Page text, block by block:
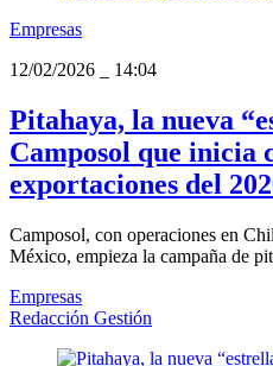
Empresas
12/02/2026
14:04
Pitahaya, la nueva
Camposol que inicia
exportaciones del
Camposol, con operaciones en
México, empieza la campaña de
Empresas
Redacción Gestión